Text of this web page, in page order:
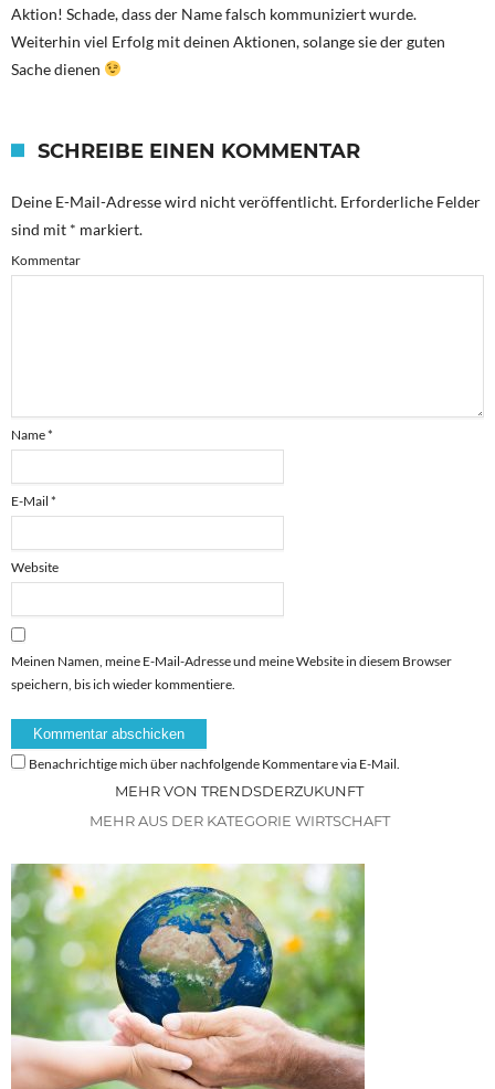
Aktion! Schade, dass der Name falsch kommuniziert wurde.
Weiterhin viel Erfolg mit deinen Aktionen, solange sie der guten
Sache dienen
SCHREIBE EINEN KOMMENTAR
Deine E-Mail-Adresse wird nicht veröffentlicht. Erforderliche Felder
sind mit * markiert.
Kommentar
Name*
E-Mail *
Website
Meinen Namen, meine E-Mail-Adresse und meine Website in diesem Browser
speichern, bis ich wieder kommentiere.
Benachrichtige mich über nachfolgende Kommentare via E-Mail.
MEHR VON TRENDSDERZUKUNFT
MEHR AUS DER KATEGORIE WIRTSCHAFT